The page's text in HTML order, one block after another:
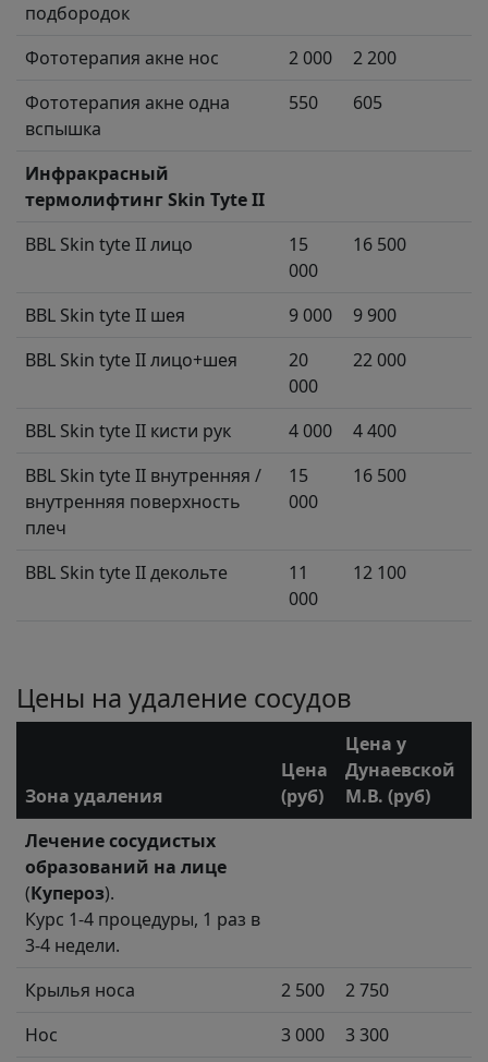
подбородок
Фототерапия акне нос 2 000
2 200
Фототерапия акне одна
вспышка
550 605
Инфракрасный
термолифтинг Skin Tyte II
BBL Skin tyte II лицо
15
000
16 500
BBL Skin tyte II шея 9 000
9 900
BBL Skin tyte II лицо+шея
20
000
22 000
BBL Skin tyte II кисти рук 4 000
4 400
BBL Skin tyte II внутренняя /
внутренняя поверхность
плеч
15
000
16 500
BBL Skin tyte II декольте
11
000
12 100
Цены на удаление сосудов
Зона удаления
Цена
(руб)
Цена у
Дунаевской
М.В. (руб)
Лечение сосудистых
образований на лице
(Купероз).
Курс 1-4 процедуры, 1 раз в
3-4 недели.
Крылья носа
2 500
2 750
Нос
3 000
3 300